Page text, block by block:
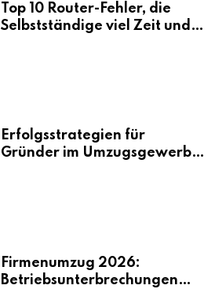
Top 10 Router-Fehler, die
Selbstständige viel Zeit und
Erfolgsstrategien für
Gründer im Umzugsgewerbe
Firmenumzug 2026:
Betriebsunterbrechungen